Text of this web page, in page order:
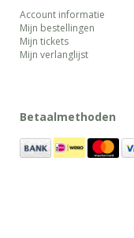
Account informatie
Mijn bestellingen
Mijn tickets
Mijn verlanglijst
Betaalmethoden